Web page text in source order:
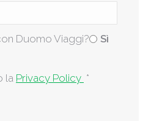
Duomo Viaggi?
Sì
la Privacy Policy *